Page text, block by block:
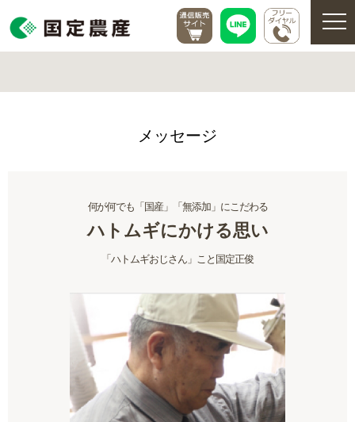
メッセージ
何が何でも「国産」「無添加」にこだわる
ハトムギにかける思い
「ハトムギおじさん」こと国定正俊